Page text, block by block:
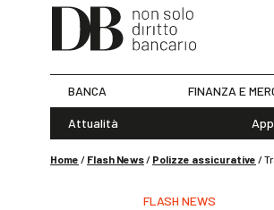
BANCA FINANZA E
Attualità
Home / Flash News/ Polizze assicurative /
FLASH NEWS